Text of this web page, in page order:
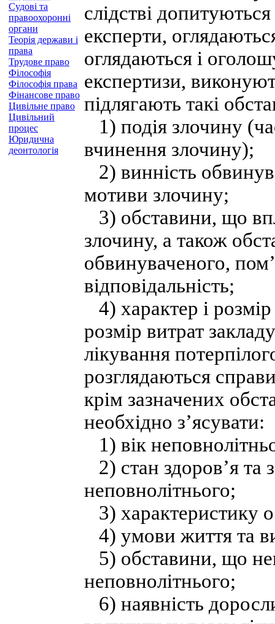
Судові та
правоохоронні
органи
Теорія держави і
права
Трудове право
Філософія
Філософія права
Фінансове право
Цивільне право
Цивільний
процес
Юридична
деонтологія
слідстві
експерти,
оглядаються і
експертизи,
підлягають такі
1) подія злочину
вчинення злочину);
2) винність
мотиви злочину;
3) обставини, що
злочину, а також
обвинуваченого,
відповідальність;
4) характер і
розмір витрат
лікування
розглядаються
крім зазначених
необхідно з’ясувати:
1) вік
2) стан здоров’я та
неповнолітнього;
3) характеристику
4) умови життя та
5) обставини, що
неповнолітнього;
6) наявність